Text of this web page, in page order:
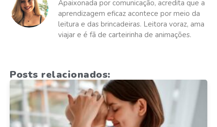
Apaixonada por comunicação, acredita que a
aprendizagem eficaz acontece por meio da
leitura e das brincadeiras. Leitora voraz, ama
viajar e é fã de carteirinha de animações.
Posts relacionados: